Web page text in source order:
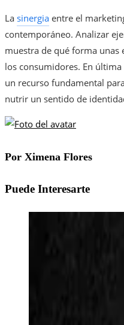
La sinergia entre el
contemporáneo. Analizar
muestra de qué forma unas
los consumidores. En
un recurso fundamental
nutrir un sentido de
Por Ximena Flores
Puede Interesarte